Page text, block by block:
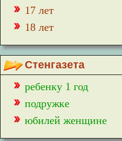
17 лет
18 лет
Стенгазета
ребенку 1 год
подружке
юбилей женщине